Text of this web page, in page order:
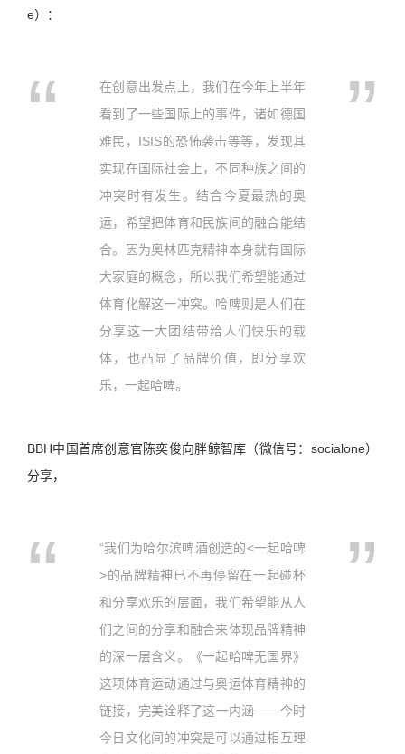
e）：
在创意出发点上，我们在今年上半年
看到了一些国际上的事件，诸如德国
难民，ISIS的恐怖袭击等等，发现其
实现在国际社会上，不同种族之间的
冲突时有发生。结合今夏最热的奥
运，希望把体育和民族间的融合能结
合。因为奥林匹克精神本身就有国际
大家庭的概念，所以我们希望能通过
体育化解这一冲突。哈啤则是人们在
分享这一大团结带给人们快乐的载
体，也凸显了品牌价值，即分享欢
乐，一起哈啤。
BBH中国首席创意官陈奕俊向胖鲸智库（微信号：socialone）
分享，
“我们为哈尔滨啤酒创造的<一起哈啤
>的品牌精神已不再停留在一起碰杯
和分享欢乐的层面，我们希望能从人
们之间的分享和融合来体现品牌精神
的深一层含义。《一起哈啤无国界》
这项体育运动通过与奥运体育精神的
链接，完美诠释了这一内涵——今时
今日文化间的冲突是可以通过相互理